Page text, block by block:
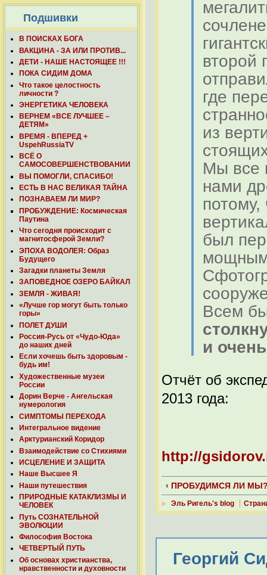
Подшивки
В ПОИСКАХ БОГА
ВАКЦИНА - ЗА ИЛИ ПРОТИВ...
ДЕТИ - НАШЕ НАСТОЯЩЕЕ !!!
ПОКА СИДИМ ДОМА
Что такое целостность
личности ?
ЭНЕРГЕТИКА ЧЕЛОВЕКА
ВЕРНЕМ «ВСЕ ЛУЧШЕЕ –
ДЕТЯМ»
ВРЕМЯ - ВПЕРЕД +
UspehRussiaTV
ВСЁ О
САМОСОВЕРШЕНСТВОВАНИИ
ВЫ ПОМОГЛИ, СПАСИБО!
ЕСТЬ В НАС ВЕЛИКАЯ ТАЙНА
ПОЗНАВАЕМ ЛИ МИР?
ПРОБУЖДЕНИЕ: Космическая
Паутина
Что сегодня происходит с
магнитосферой Земли?
ЭПОХА ВОДОЛЕЯ: Образ
Будущего
Загадки планеты Земля
ЗАПОВЕДНОЕ ОЗЕРО БАЙКАЛ
ЗЕМЛЯ - ЖИВАЯ!
«Лучше гор могут быть только
горы»
ПОЛЕТ ДУШИ
Россия-Русь от «Чудо-Юда»
до наших дней
Если хочешь быть здоровым -
будь им!
Художественные музеи
России
Дорин Верче - Ангельская
нумерология
СИМПТОМЫ ПЕРЕХОДА
Интегральное видение
Арктурианский Коридор
Взаимодействие со Стихиями
ИСЦЕЛЕНИЕ И ЗАЩИТА
Наше Высшее Я
Наши путешествия
ПРИРОДНЫЕ КАТАКЛИЗМЫ И
ЧЕЛОВЕК
Путь СОЗНАТЕЛЬНОЙ
ЭВОЛЮЦИИ
Философия Востока
ЧЕТВЕРТЫЙ ПУТЬ
Об основах христианства,
нравственности и духовности
второй
где
из
Мы все
нами
потому,
был
Всем
и
Отчёт об
2013 года:
http://
‹ ПРОБУДИМСЯ ЛИ
» Эль Ригель's blog
Георгий